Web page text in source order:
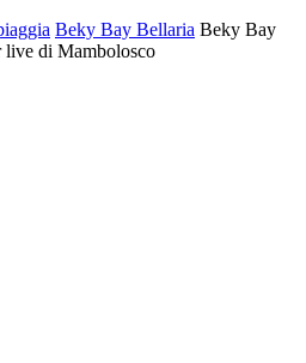
Beky Bay Bellaria Beky Bay
live di Mambolosco